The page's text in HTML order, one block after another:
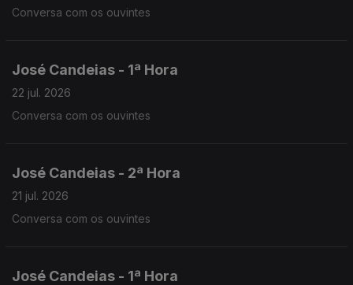
Conversa com os ouvintes
José Candeias - 1ª Hora
22 jul. 2026
Conversa com os ouvintes
José Candeias - 2ª Hora
21 jul. 2026
Conversa com os ouvintes
José Candeias - 1ª Hora